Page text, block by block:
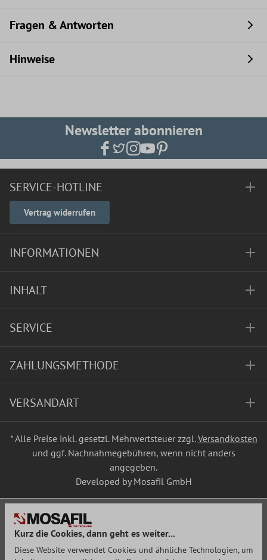
Fragen & Antworten
Hinweise
Newsletter abonnieren
SERVICE-HOTLINE
Vertrag widerrufen
INFORMATIONEN
INHALT
SERVICE
ZAHLUNGSMETHODE
VERSANDART
* Alle Preise inkl. gesetzl. Mehrwertsteuer zzgl.Versandkosten
und ggf. Nachnahmegebühren, wenn nicht anders
angegeben.
Developed by Mosafil GmbH
Kurz die Cookies, dann geht es weiter...
Diese Website verwendet Cookies und ähnliche Technologien, um